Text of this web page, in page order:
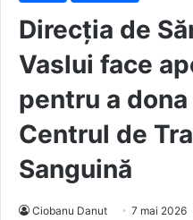
Direcția de
Vaslui face
pentru a
Centrul de
Sanguină
Ciobanu Danut 7 mai 2026